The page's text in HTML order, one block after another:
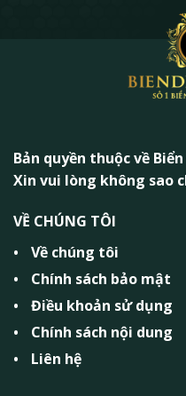
Bản quyền thuộc về Biển
Xin vui lòng không sao
VỀ CHÚNG TÔI
Về chúng tôi
Chính sách bảo mật
Điều khoản sử dụng
Chính sách nội dung
Liên hệ